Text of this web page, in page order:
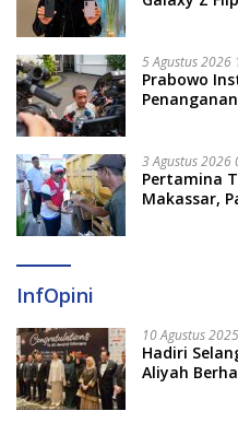
5 Agustus 2026
Prabowo
3 Agustus 2026
Pertamina
Makassar,
InfOpini
10 Agustus
Hadiri
Aliyah